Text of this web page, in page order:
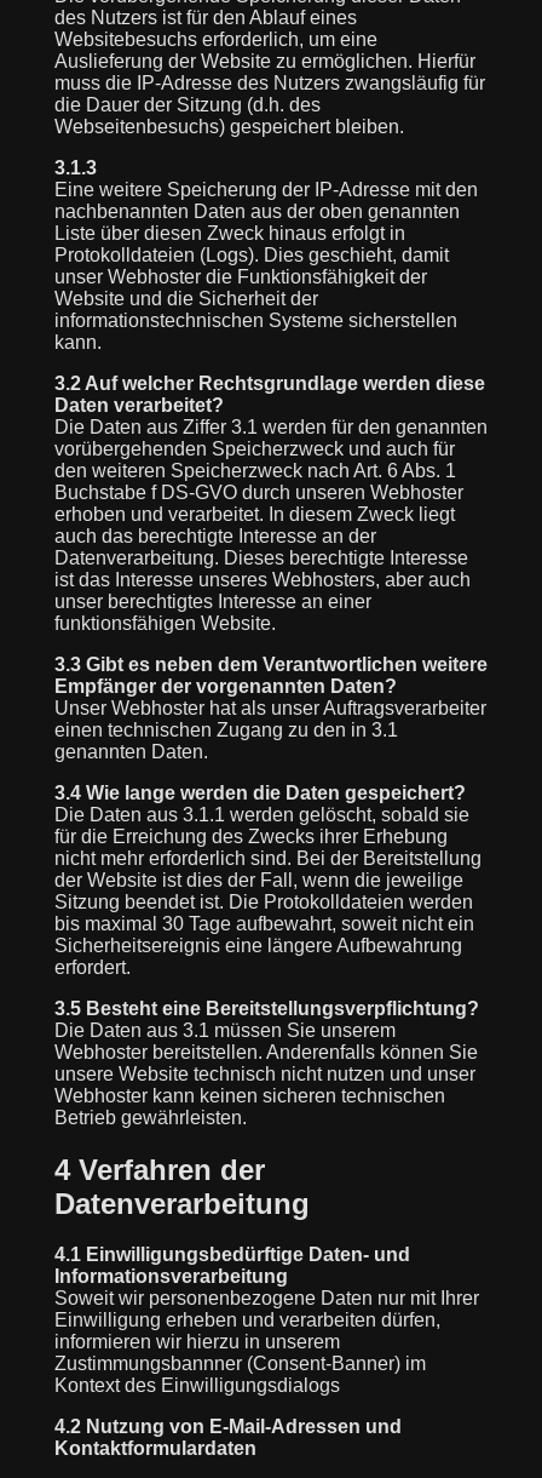
des Nutzers ist für den Ablauf eines
Websitebesuchs erforderlich, um eine
Auslieferung der Website zu ermöglichen. Hierfür
muss die IP-Adresse des Nutzers zwangsläufig für
die Dauer der Sitzung (d.h. des
Webseitenbesuchs) gespeichert bleiben.
3.1.3
Eine weitere Speicherung der IP-Adresse mit den
nachbenannten Daten aus der oben genannten
Liste über diesen Zweck hinaus erfolgt in
Protokolldateien (Logs). Dies geschieht, damit
unser Webhoster die Funktionsfähigkeit der
Website und die Sicherheit der
informationstechnischen Systeme sicherstellen
kann.
3.2 Auf welcher Rechtsgrundlage werden diese
Daten verarbeitet?
Die Daten aus Ziffer 3.1 werden für den genannten
vorübergehenden Speicherzweck und auch für
den weiteren Speicherzweck nach Art. 6 Abs. 1
Buchstabe f DS-GVO durch unseren Webhoster
erhoben und verarbeitet. In diesem Zweck liegt
auch das berechtigte Interesse an der
Datenverarbeitung. Dieses berechtigte Interesse
ist das Interesse unseres Webhosters, aber auch
unser berechtigtes Interesse an einer
funktionsfähigen Website.
3.3 Gibt es neben dem Verantwortlichen weitere
Empfänger der vorgenannten Daten?
Unser Webhoster hat als unser Auftragsverarbeiter
einen technischen Zugang zu den in 3.1
genannten Daten.
3.4 Wie lange werden die Daten gespeichert?
Die Daten aus 3.1.1 werden gelöscht, sobald sie
für die Erreichung des Zwecks ihrer Erhebung
nicht mehr erforderlich sind. Bei der Bereitstellung
der Website ist dies der Fall, wenn die jeweilige
Sitzung beendet ist. Die Protokolldateien werden
bis maximal 30 Tage aufbewahrt, soweit nicht ein
Sicherheitsereignis eine längere Aufbewahrung
erfordert.
3.5 Besteht eine Bereitstellungsverpflichtung?
Die Daten aus 3.1 müssen Sie unserem
Webhoster bereitstellen. Anderenfalls können Sie
unsere Website technisch nicht nutzen und unser
Webhoster kann keinen sicheren technischen
Betrieb gewährleisten.
4 Verfahren der
Datenverarbeitung
4.1 Einwilligungsbedürftige Daten- und
Informationsverarbeitung
Soweit wir personenbezogene Daten nur mit Ihrer
Einwilligung erheben und verarbeiten dürfen,
informieren wir hierzu in unserem
Zustimmungsbannner (Consent-Banner) im
Kontext des Einwilligungsdialogs
4.2 Nutzung von E-Mail-Adressen und
Kontaktformulardaten